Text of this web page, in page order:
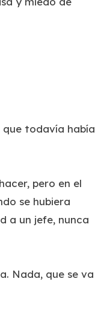
que todavía había
pero en el
se hubiera
a un jefe, nunca
Nada, que se va